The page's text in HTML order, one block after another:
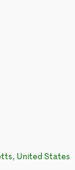
United States